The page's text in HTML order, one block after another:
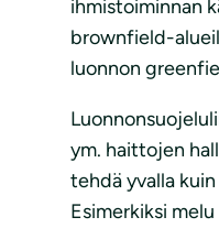
ihmistoiminnan
brownfield-
luonnon
ym. haittojen
tehdä yvalla
Esimerkiksi